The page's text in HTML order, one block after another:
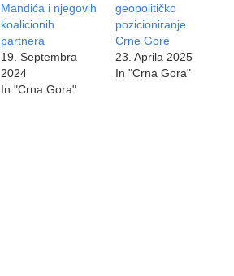
Mandića i njegovih
koalicionih
partnera
19. Septembra
2024
In "Crna Gora"
geopolitičko
pozicioniranje
Crne Gore
23. Aprila 2025
In "Crna Gora"